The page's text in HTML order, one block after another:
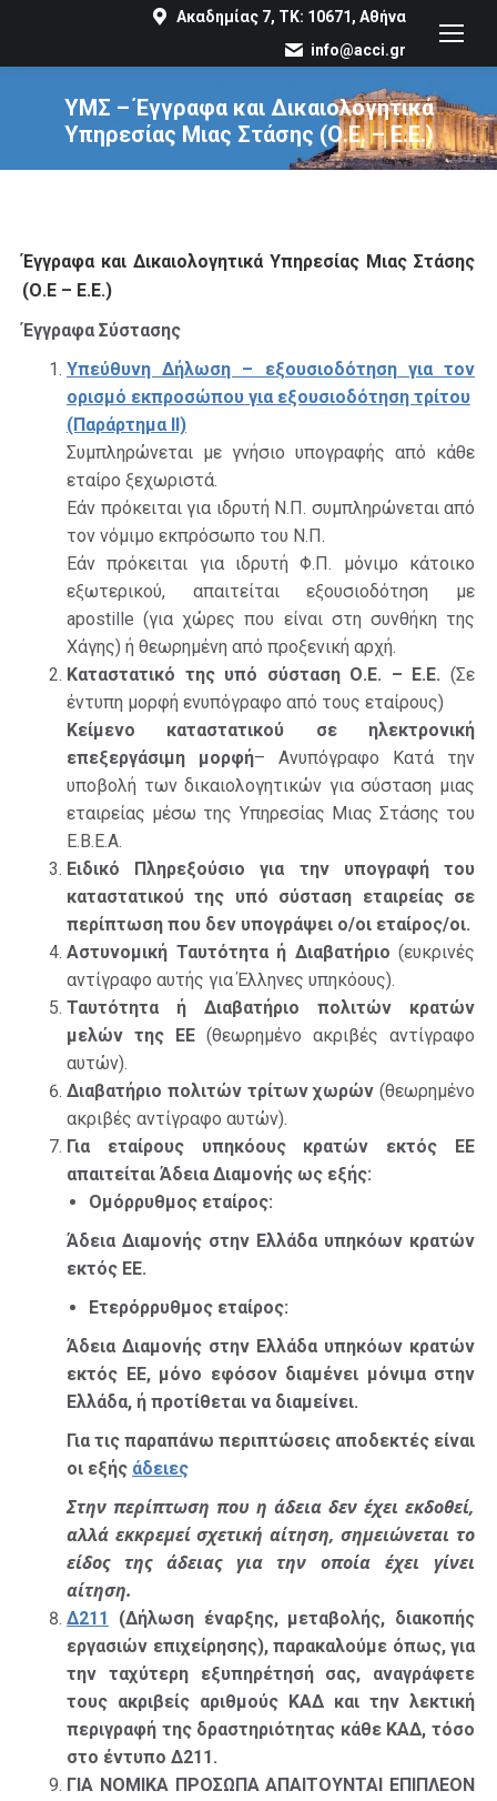
Ακαδημίας 7, ΤΚ: 10671, Αθήνα
info@acci.gr
ΥΜΣ – Έγγραφα και Δικαιολογητικά
Υπηρεσίας Μιας Στάσης (Ο.Ε. – Ε.Ε.)
You are here:
Έγγραφα και Δικαιολογητικά Υπηρεσίας Μιας Στάσης
(Ο.Ε – Ε.Ε.)
Έγγραφα Σύστασης
Υπεύθυνη Δήλωση – εξουσιοδότηση για τον
ορισμό εκπροσώπου για εξουσιοδότηση τρίτου
(Παράρτημα ΙI)
Συμπληρώνεται με γνήσιο υπογραφής από κάθε
εταίρο ξεχωριστά.
Εάν πρόκειται για ιδρυτή Ν.Π. συμπληρώνεται από
τον νόμιμο εκπρόσωπο του Ν.Π.
Εάν πρόκειται για ιδρυτή Φ.Π. μόνιμο κάτοικο
εξωτερικού, απαιτείται εξουσιοδότηση με
apostille (για χώρες που είναι στη συνθήκη της
Χάγης) ή θεωρημένη από προξενική αρχή.
Καταστατικό της υπό σύσταση Ο.Ε. – Ε.Ε. (Σε
έντυπη μορφή ενυπόγραφο από τους εταίρους)
Κείμενο καταστατικού σε ηλεκτρονική
επεξεργάσιμη μορφή– Ανυπόγραφο Κατά την
υποβολή των δικαιολογητικών για σύσταση μιας
εταιρείας μέσω της Υπηρεσίας Μιας Στάσης του
Ε.Β.Ε.Α.
Ειδικό Πληρεξούσιο για την υπογραφή του
καταστατικού της υπό σύσταση εταιρείας σε
περίπτωση που δεν υπογράψει ο/οι εταίρος/οι.
Αστυνομική Ταυτότητα ή Διαβατήριο (ευκρινές
αντίγραφο αυτής για Έλληνες υπηκόους).
Ταυτότητα ή Διαβατήριο πολιτών κρατών
μελών της ΕΕ (θεωρημένο ακριβές αντίγραφο
αυτών).
Διαβατήριο πολιτών τρίτων χωρών (θεωρημένο
ακριβές αντίγραφο αυτών).
Για εταίρους υπηκόους κρατών εκτός ΕΕ
απαιτείται Άδεια Διαμονής ως εξής:
Ομόρρυθμος εταίρος:
Άδεια Διαμονής στην Ελλάδα υπηκόων κρατών
εκτός ΕΕ.
Ετερόρρυθμος εταίρος:
Άδεια Διαμονής στην Ελλάδα υπηκόων κρατών
εκτός ΕΕ, μόνο εφόσον διαμένει μόνιμα στην
Ελλάδα, ή προτίθεται να διαμείνει.
Για τις παραπάνω περιπτώσεις αποδεκτές είναι
οι εξής άδειες
Στην περίπτωση που η άδεια δεν έχει εκδοθεί,
αλλά εκκρεμεί σχετική αίτηση, σημειώνεται το
είδος της άδειας για την οποία έχει γίνει
αίτηση.
Δ211
(Δήλωση έναρξης, μεταβολής, διακοπής
εργασιών επιχείρησης), παρακαλούμε όπως, για
την ταχύτερη εξυπηρέτησή σας, αναγράφετε
τους ακριβείς αριθμούς ΚΑΔ και την λεκτική
περιγραφή της δραστηριότητας κάθε ΚΑΔ, τόσο
στο έντυπο Δ211.
ΓΙΑ ΝΟΜΙΚΑ ΠΡΟΣΩΠΑ ΑΠΑΙΤΟΥΝΤΑΙ ΕΠΙΠΛΕΟΝ